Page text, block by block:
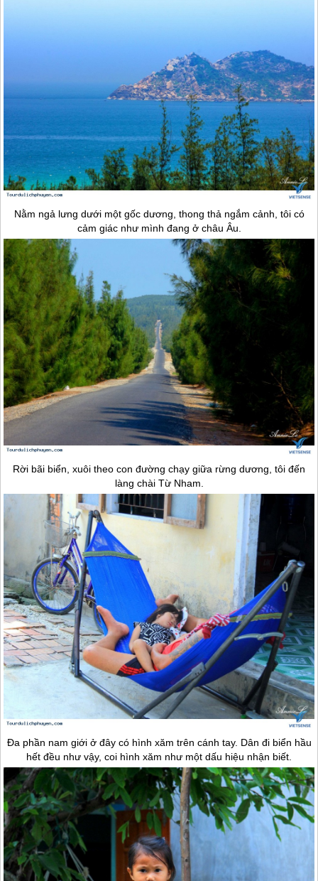
Nằm ngả lưng dưới một gốc dương, thong thả ngắm cảnh, tôi có
cảm giác như mình đang ở châu Âu.
Rời bãi biển, xuôi theo con đường chạy giữa rừng dương, tôi đến
làng chài Từ Nham.
Đa phần nam giới ở đây có hình xăm trên cánh tay. Dân đi biển hầu
hết đều như vậy, coi hình xăm như một dấu hiệu nhận biết.